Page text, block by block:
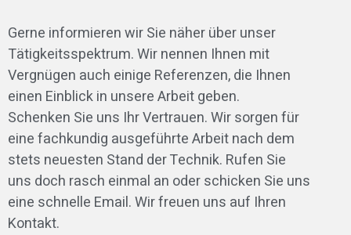
Gerne informieren wir Sie näher über unser
Tätigkeitsspektrum. Wir nennen Ihnen mit
Vergnügen auch einige Referenzen, die Ihnen
einen Einblick in unsere Arbeit geben.
Schenken Sie uns Ihr Vertrauen. Wir sorgen für
eine fachkundig ausgeführte Arbeit nach dem
stets neuesten Stand der Technik. Rufen Sie
uns doch rasch einmal an oder schicken Sie uns
eine schnelle Email. Wir freuen uns auf Ihren
Kontakt.